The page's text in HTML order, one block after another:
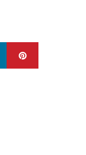
LinkedIn